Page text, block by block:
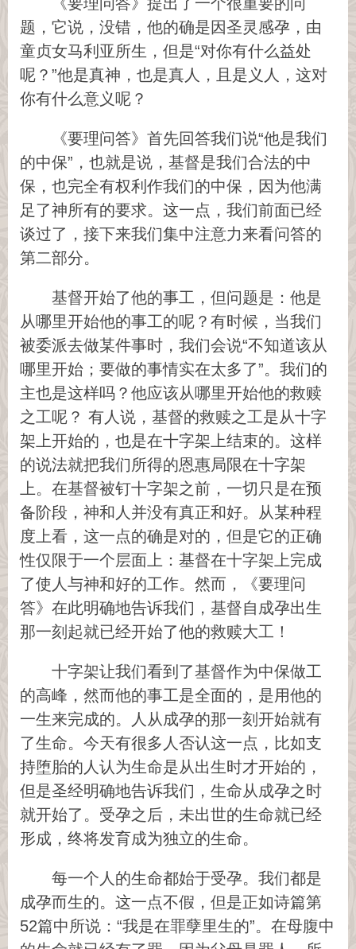
题，它说，没错，他的确是因圣灵感孕，由
童贞女马利亚所生，但是“对你有什么益处
呢？”他是真神，也是真人，且是义人，这对
你有什么意义呢？
《要理问答》首先回答我们说“他是我们
的中保”，也就是说，基督是我们合法的中
保，也完全有权利作我们的中保，因为他满
足了神所有的要求。这一点，我们前面已经
谈过了，接下来我们集中注意力来看问答的
第二部分。
基督开始了他的事工，但问题是：他是
从哪里开始他的事工的呢？有时候，当我们
被委派去做某件事时，我们会说“不知道该从
哪里开始；要做的事情实在太多了”。我们的
主也是这样吗？他应该从哪里开始他的救赎
之工呢？ 有人说，基督的救赎之工是从十字
架上开始的，也是在十字架上结束的。这样
的说法就把我们所得的恩惠局限在十字架
上。在基督被钉十字架之前，一切只是在预
备阶段，神和人并没有真正和好。从某种程
度上看，这一点的确是对的，但是它的正确
性仅限于一个层面上：基督在十字架上完成
了使人与神和好的工作。然而，《要理问
答》在此明确地告诉我们，基督自成孕出生
那一刻起就已经开始了他的救赎大工！
十字架让我们看到了基督作为中保做工
的高峰，然而他的事工是全面的，是用他的
一生来完成的。人从成孕的那一刻开始就有
了生命。今天有很多人否认这一点，比如支
持堕胎的人认为生命是从出生时才开始的，
但是圣经明确地告诉我们，生命从成孕之时
就开始了。受孕之后，未出世的生命就已经
形成，终将发育成为独立的生命。
每一个人的生命都始于受孕。我们都是
成孕而生的。这一点不假，但是正如诗篇第
52篇中所说：“我是在罪孽里生的”。在母腹中